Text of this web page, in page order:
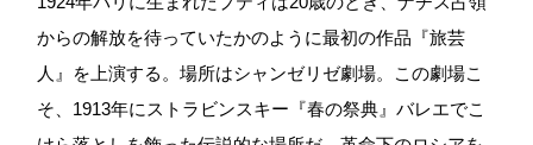
からの解放を待っていたかのように最初の作品『旅芸
人』を上演する。場所はシャンゼリゼ劇場。この劇場こ
そ、1913年にストラビンスキー『春の祭典』バレエでこ